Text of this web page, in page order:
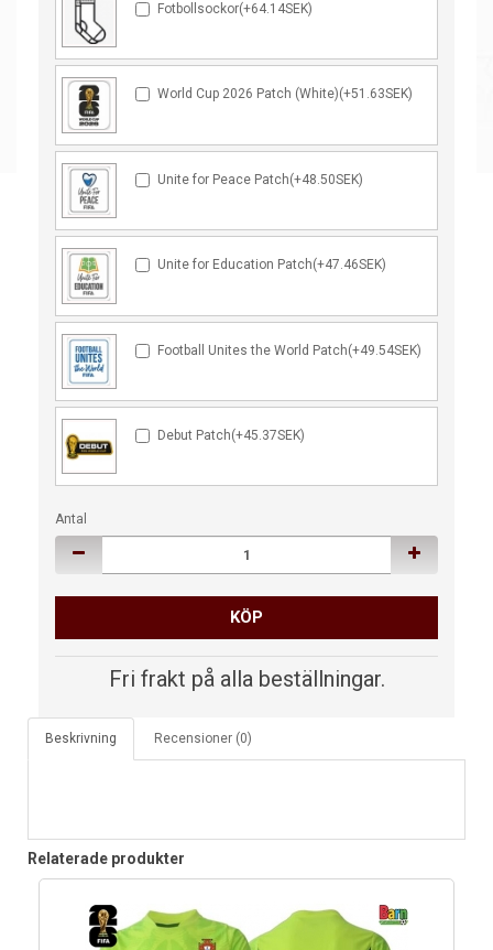
Fotbollsockor(+64.14SEK)
World Cup 2026 Patch (White)(+51.63SEK)
Unite for Peace Patch(+48.50SEK)
Unite for Education Patch(+47.46SEK)
Football Unites the World Patch(+49.54SEK)
Debut Patch(+45.37SEK)
Antal
KÖP
Fri frakt på alla beställningar.
Beskrivning Recensioner (0)
Relaterade produkter